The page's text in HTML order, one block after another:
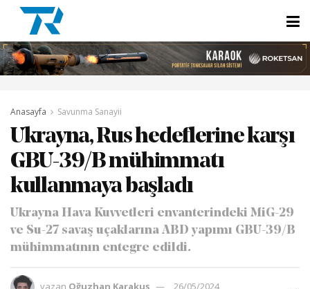
Anasayfa Savunma Sanayii
Ukrayna, Rus hedeflerine karşı
GBU-39/B mühimmatı
kullanmaya başladı
Ukrayna Hava Kuvvetleri envanterindeki MiG-29
ve Su-27 savaş uçaklarına ABD yapımı GBU-39/B
mühimmatının entegre edildi.
yazan Oğuzhan Karakuş
26/05/2024